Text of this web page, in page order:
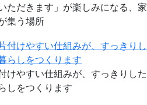
いただきます」が楽しみになる、家
集う場所
けやすい仕組みが、すっきりした
しをつくります